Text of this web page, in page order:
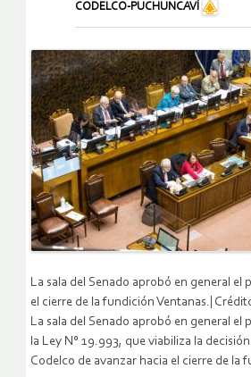
CODELCO-PUCHUNCAVÍ
La sala del Senado aprobó en general el
el cierre de la fundición Ventanas.|
La sala del Senado aprobó en general el
la Ley N° 19.993, que viabiliza la
Codelco de avanzar hacia el cierre de la